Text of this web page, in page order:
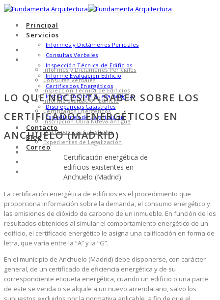
Principal
Servicios
Informes y Dictámenes Periciales
Consultas Verbales
Inspección Técnica de Edificios
Informe Evaluación Edificio
Certificados Energéticos
Inscripción Obra Nueva Antigua
Discrepancias Catastrales
Expedientes de Legalización
Contacto
Blog
Correo
Principal
Servicios
Informes y Dictámenes Periciales
Consultas Verbales
Inspección Técnica de Edificios
Informe Evaluación Edificio
Certificados Energéticos
Inscripción Obra Nueva Antigua
Discrepancias Catastrales
Expedientes de Legalización
Contacto
LO QUE NECESITA SABER SOBRE LOS
CERTIFICADOS ENERGÉTICOS EN
ANCHUELO (MADRID)
Certificación energética de
edificios existentes en
Anchuelo (Madrid)
La certificación energética de edificios es el procedimiento que
proporciona información sobre la demanda, el consumo energético y
las emisiones de dióxido de carbono de un inmueble. En función de los
resultados obtenidos al simular el comportamiento energético de un
edificio, el certificado energético le asigna una calificación en forma de
letra, que varía entre la “A” y la “G”.
En el municipio de Anchuelo (Madrid) debe disponerse, con carácter
general, de un certificado de eficiencia energética y de su
correspondiente etiqueta energética, cuando un edificio o una parte
de este se venda o se alquile a un nuevo arrendatario, salvo los